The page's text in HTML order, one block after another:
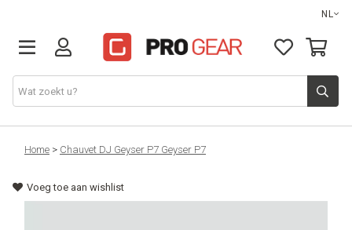
NL
DJ gear
Lights & effects
Home > Chauvet DJ Geyser P7 Geyser P7
Voeg toe aan wishlist